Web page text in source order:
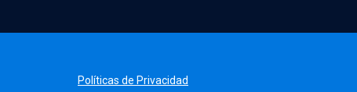
Políticas de Privacidad